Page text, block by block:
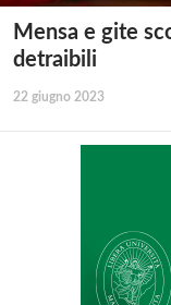
Mensa e gite
detraibili
22 giugno 2023